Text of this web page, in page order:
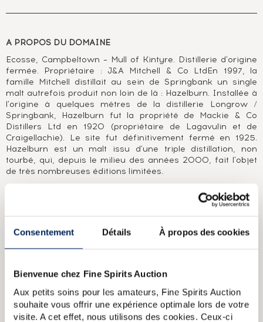
Consentement Détails À propos des cookies
Bienvenue chez Fine Spirits Auction
Aux petits soins pour les amateurs, Fine Spirits Auction
souhaite vous offrir une expérience optimale lors de votre
visite. A cet effet, nous utilisons des cookies. Ceux-ci
A PROPOS DU DOMAINE
Ecosse, Campbeltown – Mull of Kintyre. Distillerie d'origine
fermée. Propriétaire : J&A Mitchell & Co LtdEn 1997, la
famille Mitchell distillait au sein de Springbank un single
malt autrefois produit non loin de là : Hazelburn. Installée à
l'origine à quelques mètres de la distillerie Longrow /
Springbank, Hazelburn fut la propriété de Mackie & Co
Distillers Ltd en 1920 (propriétaire de Lagavulin et de
Craigellachie). Le site fut définitivement fermé en 1925.
Hazelburn est un malt issu d'une triple distillation, non
tourbé, qui, depuis le milieu des années 2000, fait l'objet
de très nombreuses éditions limitées.
Springbank (Campbeltown), élevé en ex-fût de sherry
oloroso de premier remplissage et mis en bouteille par J &
A Mitchell (propriétaires de Springbank), pour la société
Un flacon muni d'un bouchon en liège et d'une capsule
Miyagikyo 18 years 1996 Of. Cask n42439 bottled 2014 Nikka